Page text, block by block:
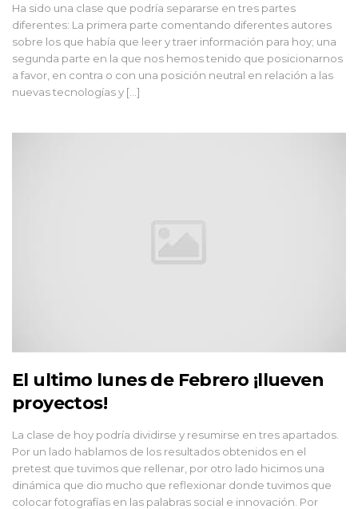
Ha sido una clase que podría separarse en tres partes
diferentes: La primera parte comentando diferentes autores
sobre los que había que leer y traer información para hoy; una
segunda parte en la que nos hemos tenido que posicionarnos
a favor, en contra o con una posición neutral en relación a las
nuevas tecnologías y […]
El ultimo lunes de Febrero ¡llueven
proyectos!
La clase de hoy podría dividirse y resumirse en tres apartados.
Por un lado hablamos de los resultados obtenidos en el
pretest que tuvimos que rellenar, por otro lado hicimos una
dinámica que dio mucho que reflexionar donde tuvimos que
colocar fotografías en las palabras social e innovación. Por